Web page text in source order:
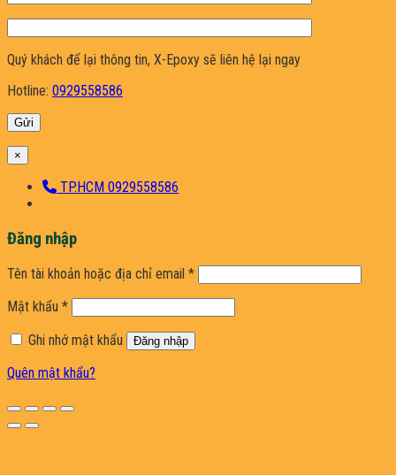
Quý khách để lại thông tin, X-Epoxy sẽ liên hệ lại ngay
Hotline: 0929558586
×
TP.HCM 0929558586
Đăng nhập
Tên tài khoản hoặc địa chỉ email *Bắt
buộc
Mật khẩu *Bắt
buộc
Ghi nhớ mật khẩu
Đăng nhập
Quên mật khẩu?